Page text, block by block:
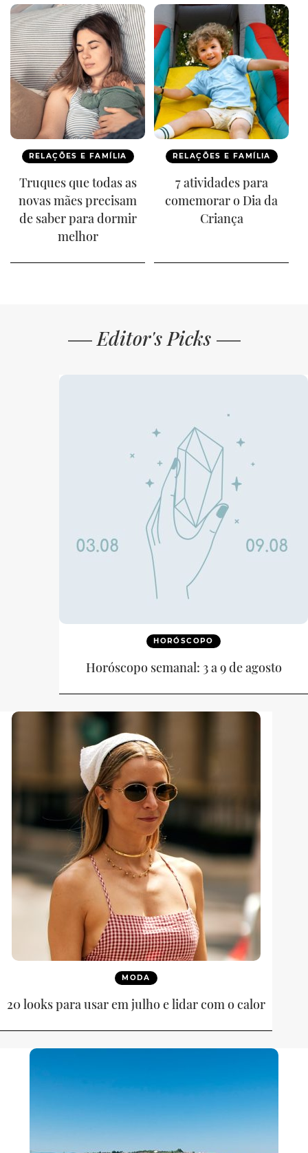
RELAÇÕES E FAMÍLIA
Truques que todas as
novas mães precisam
de saber para dormir
melhor
RELAÇÕES E FAMÍLIA
7 atividades para
comemorar o Dia da
Criança
Editor's Picks
HORÓSCOPO
Horóscopo semanal: 3 a 9 de agosto
MODA
20 looks para usar em julho e lidar com o calor